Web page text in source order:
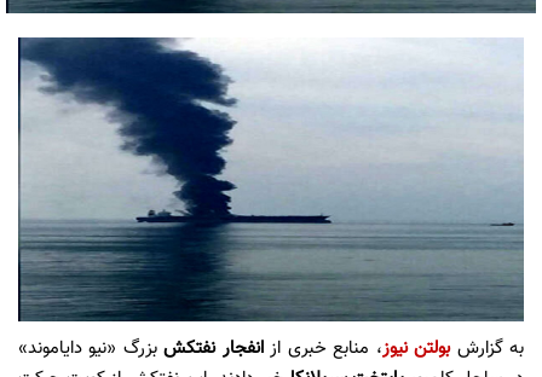
به گزارشبولتن نیوز، منابع خبری ازانفجار نفتکشبزرگ «نیو دایاموند»